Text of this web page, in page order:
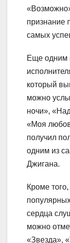
признание
самых
Еще одним
который
можно
ночи»,
«Моя
получил
одним из
Джигана.
Кроме
сердца
можно
«Звезда»,